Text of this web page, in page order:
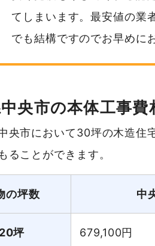
てしまいます。最安値の業
でも結構ですのでお早めに
央市の本体工事費
央市において30坪の木造住
ることができます。
の坪数 中
20坪 679,100円